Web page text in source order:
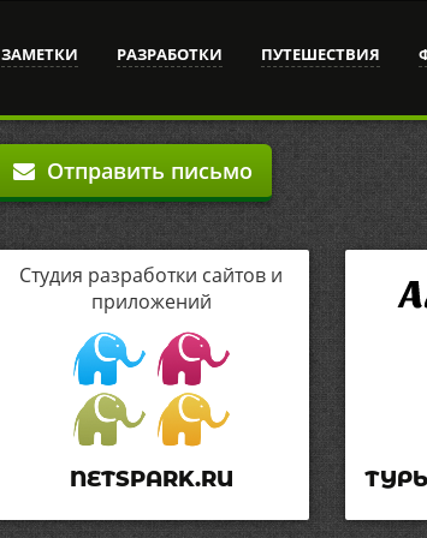
ЗАМЕТКИ РАЗРАБОТКИ ПУТЕШЕСТВИЯ
Отправить письмо
Студия разработки сайтов и
приложений
NETSPARK.RU